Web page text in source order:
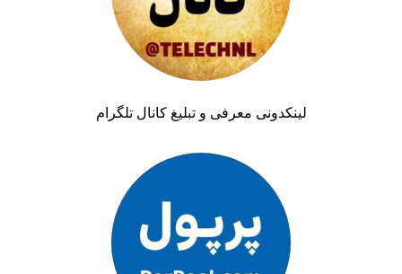
لینکدونی معرفی و تبلیغ کانال تلگرام